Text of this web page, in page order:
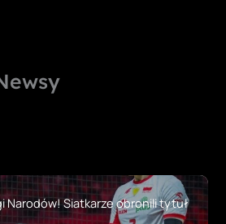
Narodów! Siatkarze obronili tytuł